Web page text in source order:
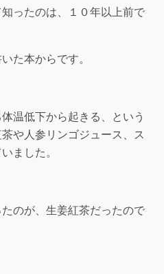
ったのは、１０年以上前で
た本からです。
温低下から起きる、という
や人参リンゴジュース、ス
ました。
のが、生姜紅茶だったので